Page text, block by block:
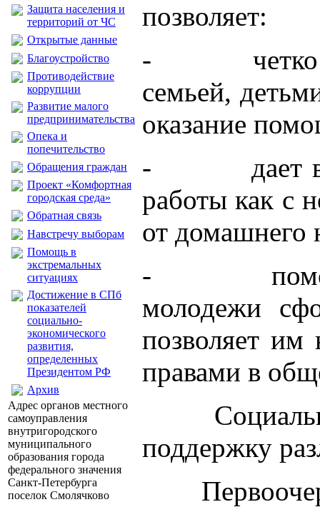
Защита населения и
территорий от ЧС
Открытые данные
Благоустройство
Противодействие
коррупции
Развитие малого
предпринимательства
Опека и
попечительство
Обращения граждан
Проект «Комфортная
городская среда»
Обратная связь
Навстречу выборам
Помощь в
экстремальных
ситуациях
Достижение в СПб
показателей
социально-
экономического
развития,
определенных
Президентом РФ
Архив
Адрес органов местного
самоуправления
внутригородского
муниципального
образования города
федерального значения
Санкт-Петербурга
поселок Смолячково
позволяет:
- четко
семьей,
оказание
- дает
работы как с
от домашнего
- помочь
молодежи
позволяет им
правами в
поддержку